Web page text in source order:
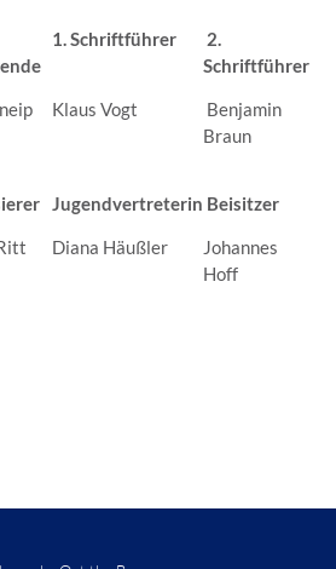
1. Schriftführer
2.
Schriftführer
Klaus Vogt
Benjamin
Braun
Jugendvertreterin Beisitzer
Diana Häußler
Johannes
Hoff